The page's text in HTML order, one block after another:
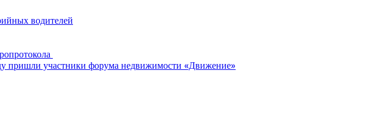
водителей
пришли участники форума недвижимости «Движение»